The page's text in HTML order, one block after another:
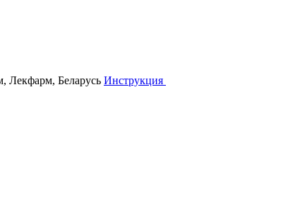
Лекфарм, Беларусь Инструкция